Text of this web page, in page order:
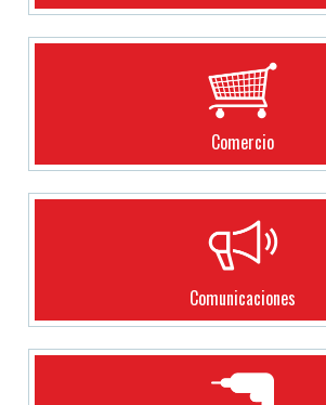
Comercio
Comunicaciones